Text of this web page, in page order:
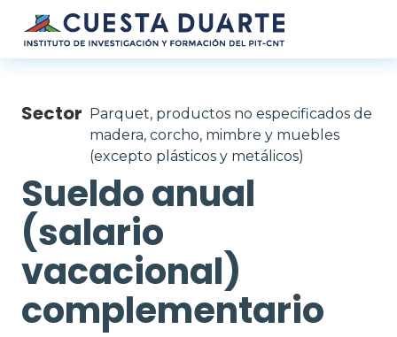
Pasar al contenido principal
Sector
Parquet, productos no especificados de
madera, corcho, mimbre y muebles
(excepto plásticos y metálicos)
Sueldo anual
(salario
vacacional)
complementario